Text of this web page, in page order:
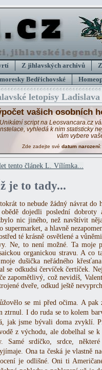
Z jihlavských archivů
Bedřichovské
letopisy
vašich osobních
Unikátní script na Leosvancara.cz
vyhledá k nim statisticky
vám vybere
Zde zadejte své datum narození
tento článek L. Vílímka...
ž je to tady...
to nebude žádný návrat do
dojedli poslední dobroty
nic jiného, než navštívit
supermarket, a hlavně
té krásně osvětlené a
Ne, to není možné. Ta moje
organickou stravu. A co
dušička neřádného
se odkudsi červíček čertíček.
zapomětlivý, což nevidíš,
dveře, odkud ještě
se mi před očima. A pak
ztrnul. I do ruda se to kolem
jak jsme bývali doma zvyklí.
z východu, ale dobelhal se
Samé srdíčko, srdce,
Ona ta česká je vlastně
je odlišné. Oni ti